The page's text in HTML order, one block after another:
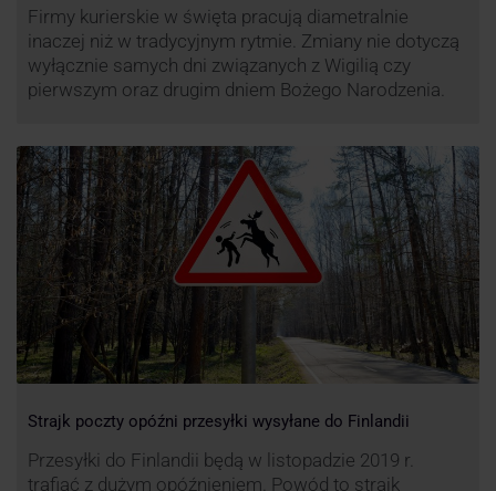
Firmy kurierskie w święta pracują diametralnie
inaczej niż w tradycyjnym rytmie. Zmiany nie dotyczą
wyłącznie samych dni związanych z Wigilią czy
pierwszym oraz drugim dniem Bożego Narodzenia.
Strajk poczty opóźni przesyłki wysyłane do Finlandii
Przesyłki do Finlandii będą w listopadzie 2019 r.
trafiać z dużym opóźnieniem. Powód to strajk